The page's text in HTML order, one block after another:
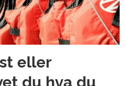
eller
du hva du